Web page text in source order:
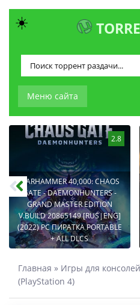
Меню сайта
2.8
WARHAMMER 40,000: CHAOS
GATE - DAEMONHUNTERS -
GRAND MASTER EDITION
V.BUILD 20865149 [RUS|ENG]
(2022) PC ПИРАТКА PORTABLE
+ ALL DLCS
Главная » Игры для консолей
(PlayStation 4)
☀️